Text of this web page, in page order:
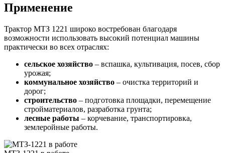
Применение
Трактор МТЗ 1221 широко востребован благодаря
возможности использовать высокий потенциал машины
практически во всех отраслях:
сельское хозяйство – вспашка, культивация, посев, сбор
урожая;
коммунальное хозяйство – очистка территорий и
дорог;
строительство – подготовка площадки, перемещение
стройматериалов, разработка грунта;
лесные работы – корчевание, транспортировка,
землеройные работы.